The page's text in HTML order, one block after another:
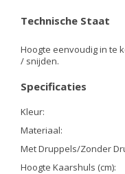
Technische Staat
Hoogte eenvoudig in te
/ snijden.
Specificaties
Kleur:
Materiaal:
Met Druppels/Zonder
Hoogte Kaarshuls (cm):